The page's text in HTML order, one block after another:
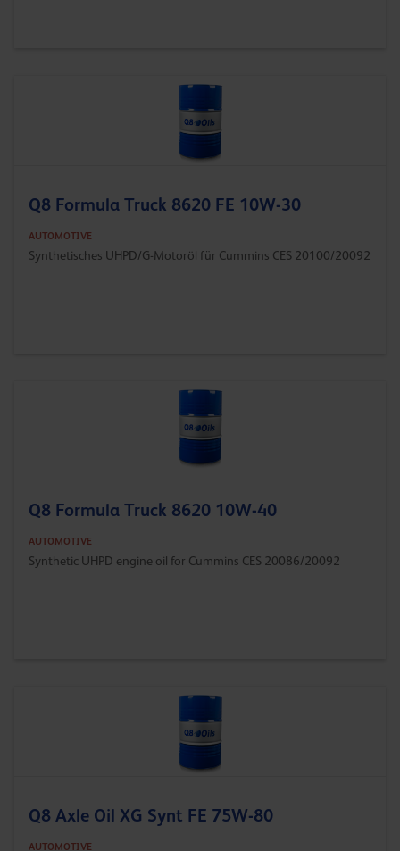
Q8 Formula Truck 8620 FE 10W-30
AUTOMOTIVE
Synthetisches UHPD/G-Motoröl für Cummins CES 20100/20092
Q8 Formula Truck 8620 10W-40
AUTOMOTIVE
Synthetic UHPD engine oil for Cummins CES 20086/20092
Q8 Axle Oil XG Synt FE 75W-80
AUTOMOTIVE